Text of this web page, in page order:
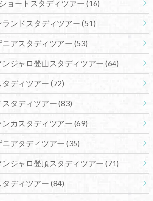
ョートスタディツアー (16)
ンドスタディツアー (51)
アスタディツアー (53)
ジャロ登山スタディツアー (64)
ディツアー (72)
タディツアー (83)
カスタディツアー (69)
アタディツアー (35)
ジャロ登頂スタディツアー (71)
ディツアー (84)